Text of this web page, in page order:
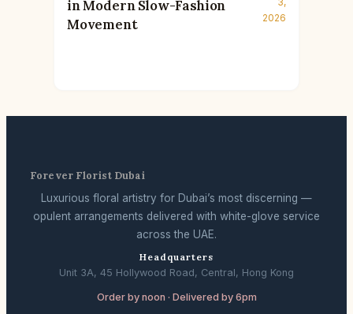
in Modern Slow-Fashion
Movement
2026
Forever Florist Dubai
Luxurious floral artistry for Dubai’s most discerning —
opulent arrangements delivered with white-glove service
across the UAE.
Headquarters
Unit 3A, 45 Hollywood Road, Central, Hong Kong
Order by noon · Delivered by 6pm